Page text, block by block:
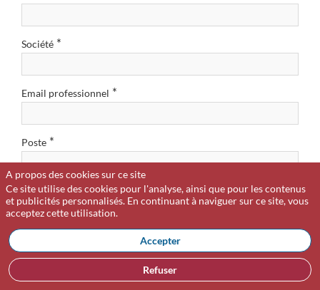
Société *
Email professionnel *
Poste *
Numéro de téléphone
Je suis abonné à l'une des publications du groupe Option
Finance (La Tribune de l'assurance, Option Finance, Funds
Magazine ou Option Droit et Affaires)
*
Oui Non
A propos des cookies sur ce site
Ce site utilise des cookies pour l'analyse, ainsi que pour les contenus
et publicités personnalisés. En continuant à naviguer sur ce site, vous
acceptez cette utilisation.
Accepter
Refuser